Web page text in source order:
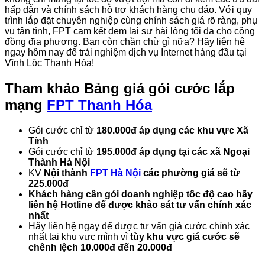
hấp dẫn và chính sách hỗ trợ khách hàng chu đáo. Với quy
trình lắp đặt chuyên nghiệp cùng chính sách giá rõ ràng, phụ
vụ tận tình, FPT cam kết đem lại sự hài lòng tối đa cho cộng
đồng địa phương. Bạn còn chần chừ gì nữa? Hãy liên hệ
ngay hôm nay để trải nghiệm dịch vụ Internet hàng đầu tại
Vĩnh Lộc Thanh Hóa!
Tham khảo Bảng giá gói cước lắp
mạng FPT Thanh Hóa
Gói cước chỉ từ 180.000đ áp dụng các khu vực Xã
Tỉnh
Gói cước chỉ từ 195.000đ áp dụng tại các xã Ngoại
Thành Hà Nội
KV Nội thành FPT Hà Nội các phường giá sẽ từ
225.000đ
Khách hàng cần gói doanh nghiệp tốc độ cao hãy
liên hệ Hotline để được khảo sát tư vấn chính xác
nhất
Hãy liên hệ ngay để được tư vấn giá cước chính xác
nhất tại khu vực mình vì tùy khu vực giá cước sẽ
chênh lệch 10.000đ đến 20.000đ